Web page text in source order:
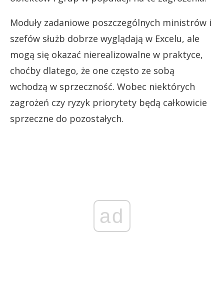
Moduły zadaniowe poszczególnych ministrów i
szefów służb dobrze wyglądają w Excelu, ale
mogą się okazać nierealizowalne w praktyce,
choćby dlatego, że one często ze sobą
wchodzą w sprzeczność. Wobec niektórych
zagrożeń czy ryzyk priorytety będą całkowicie
sprzeczne do pozostałych.
ad